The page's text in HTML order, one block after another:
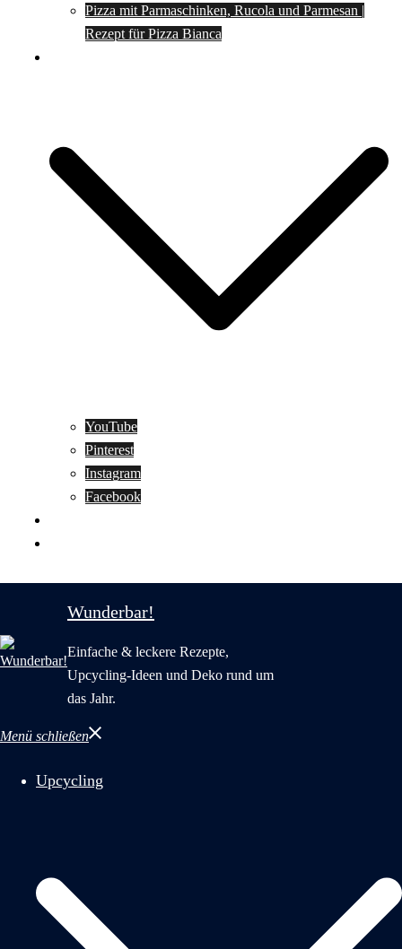
Pizza mit Parmaschinken, Rucola und Parmesan |
Rezept für Pizza Bianca
YouTube
Pinterest
Instagram
Facebook
Wunderbar!
Einfache & leckere Rezepte,
Upcycling-Ideen und Deko rund um
das Jahr.
Menü schließen
Upcycling